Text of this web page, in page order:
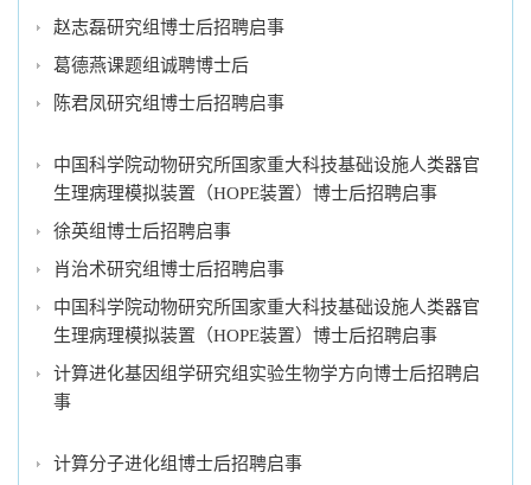
赵志磊研究组博士后招聘启事
葛德燕课题组诚聘博士后
陈君凤研究组博士后招聘启事
中国科学院动物研究所国家重大科技基础设施人类器官
生理病理模拟装置（HOPE装置）博士后招聘启事
徐英组博士后招聘启事
肖治术研究组博士后招聘启事
中国科学院动物研究所国家重大科技基础设施人类器官
生理病理模拟装置（HOPE装置）博士后招聘启事
计算进化基因组学研究组实验生物学方向博士后招聘启
事
计算分子进化组博士后招聘启事